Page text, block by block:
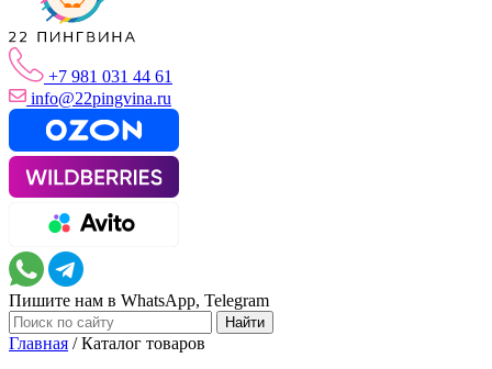
+7 981 031 44 61
info@22pingvina.ru
Пишите нам в WhatsApp, Telegram
Главная /Каталог товаров